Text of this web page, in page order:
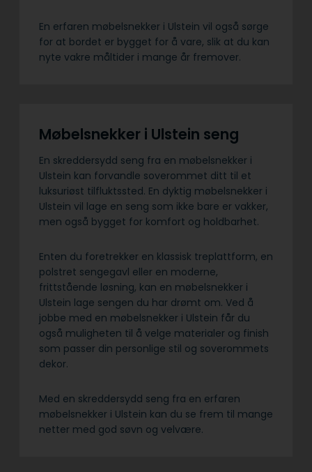
En erfaren møbelsnekker i Ulstein vil også sørge
for at bordet er bygget for å vare, slik at du kan
nyte vakre måltider i mange år fremover.
Møbelsnekker i Ulstein seng
En skreddersydd seng fra en møbelsnekker i
Ulstein kan forvandle soverommet ditt til et
luksuriøst tilfluktssted. En dyktig møbelsnekker i
Ulstein vil lage en seng som ikke bare er vakker,
men også bygget for komfort og holdbarhet.
Enten du foretrekker en klassisk treplattform, en
polstret sengegavl eller en moderne,
frittstående løsning, kan en møbelsnekker i
Ulstein lage sengen du har drømt om. Ved å
jobbe med en møbelsnekker i Ulstein får du
også muligheten til å velge materialer og finish
som passer din personlige stil og soverommets
dekor.
Med en skreddersydd seng fra en erfaren
møbelsnekker i Ulstein kan du se frem til mange
netter med god søvn og velvære.